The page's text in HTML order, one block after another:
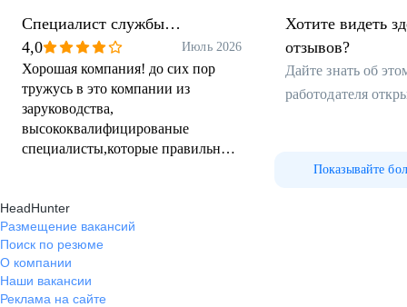
Специалист службы
безопасности
4,0 Июль 2026
Хорошая компания! до сих пор
тружусь в это компании из
заруководства,
высококвалифицированые
специалисты,которые правильно
взаимопонимание!
Хотите видеть
отзывов?
Дайте знать об
работодателя
Показывайте
HeadHunter
Размещение вакансий
Поиск по резюме
О компании
Наши вакансии
Реклама на сайте